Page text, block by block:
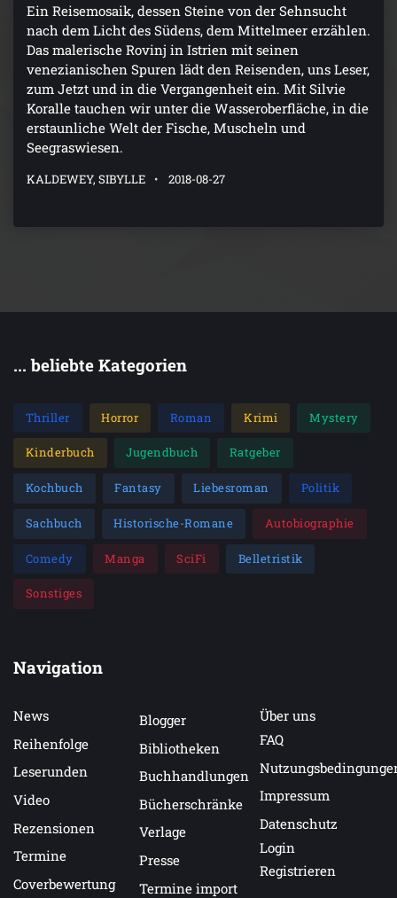
Ein Reisemosaik, dessen Steine von der Sehnsucht
nach dem Licht des Südens, dem Mittelmeer erzählen.
Das malerische Rovinj in Istrien mit seinen
venezianischen Spuren lädt den Reisenden, uns Leser,
zum Jetzt und in die Vergangenheit ein. Mit Silvie
Koralle tauchen wir unter die Wasseroberfläche, in die
erstaunliche Welt der Fische, Muscheln und
Seegraswiesen.
KALDEWEY, SIBYLLE 2018-08-27
... beliebte Kategorien
Thriller Horror Roman Krimi Mystery
Kinderbuch Jugendbuch Ratgeber
Kochbuch Fantasy Liebesroman Politik
Sachbuch Historische-Romane Autobiographie
Comedy Manga SciFi Belletristik
Sonstiges
Navigation
News
Reihenfolge
Leserunden
Video
Rezensionen
Termine
Coverbewertung
Blogger
Bibliotheken
Buchhandlungen
Bücherschränke
Verlage
Presse
Termine import
Über uns
FAQ
Impressum
Datenschutz
Login
Registrieren